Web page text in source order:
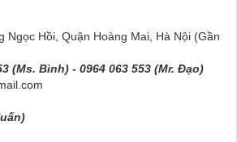
Ngọc Hồi, Quận Hoàng Mai, Hà Nội (Gần
(Ms. Bình) - 0964 063 553 (Mr. Đạo)